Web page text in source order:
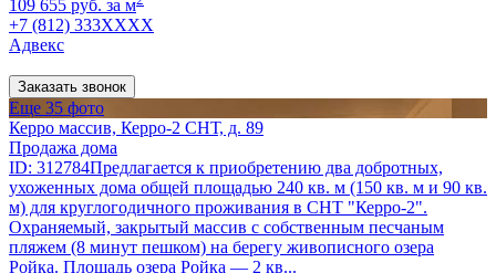
109 655 руб. за м
+7 (812) 333XXXX
Адвекс
Заказать звонок
Еще 35 фото
Керро массив, Керро-2 СНТ, д. 89
Продажа дома
ID: 312784Предлагается к приобретению два добротных,
ухоженных дома общей площадью 240 кв. м (150 кв. м и 90 кв.
м) для круглогодичного проживания в СНТ "Керро-2".
Охраняемый, закрытый массив с собственным песчаным
пляжем (8 минут пешком) на берегу живописного озера
Ройка. Площадь озера Ройка — 2 кв...